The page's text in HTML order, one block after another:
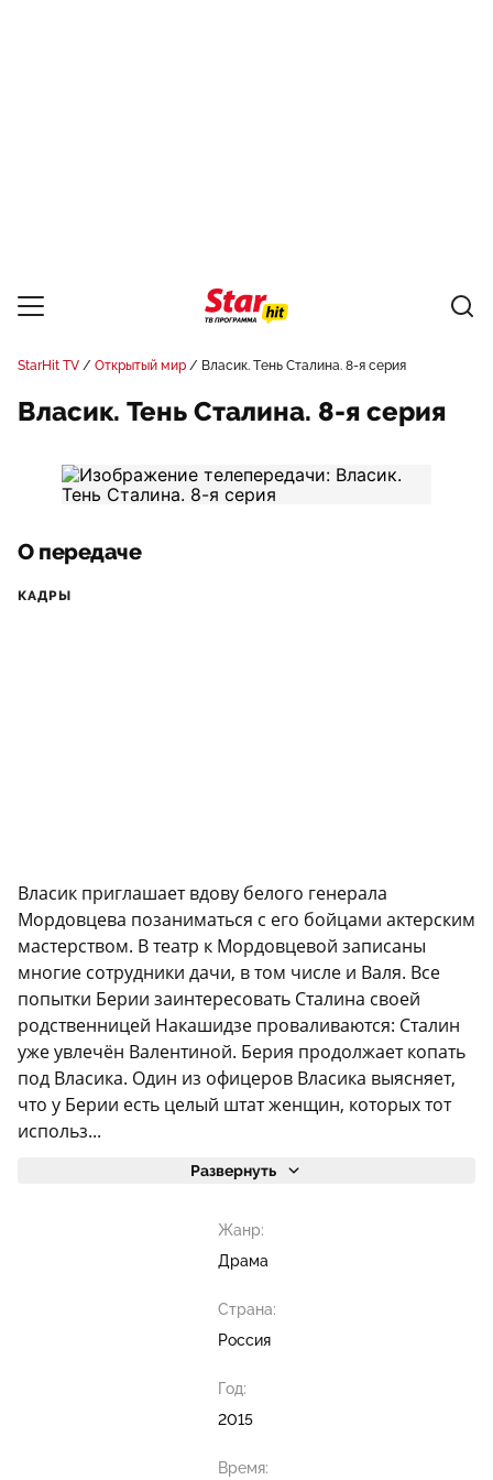
StarHit TV Открытый мир Власик. Тень Сталина. 8-я серия
Власик. Тень Сталина. 8-я серия
О передаче
КАДРЫ
Власик приглашает вдову белого генерала
Мордовцева позаниматься с его бойцами актерским
мастерством. В театр к Мордовцевой записаны
многие сотрудники дачи, в том числе и Валя. Все
попытки Берии заинтересовать Сталина своей
родственницей Накашидзе проваливаются: Сталин
уже увлечён Валентиной. Берия продолжает копать
под Власика. Один из офицеров Власика выясняет,
что у Берии есть целый штат женщин, которых тот
использ...
Развернуть
Жанр:
Драма
Страна:
Россия
Год:
2015
Время: